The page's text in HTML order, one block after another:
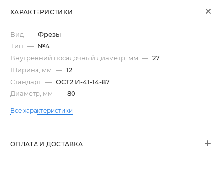
ХАРАКТЕРИСТИКИ
Вид — Фрезы
Тип — №4
Внутренний посадочный диаметр, мм — 27
Ширина, мм — 12
Стандарт — ОСТ2 И-41-14-87
Диаметр, мм — 80
Все характеристики
ОПЛАТА И ДОСТАВКА